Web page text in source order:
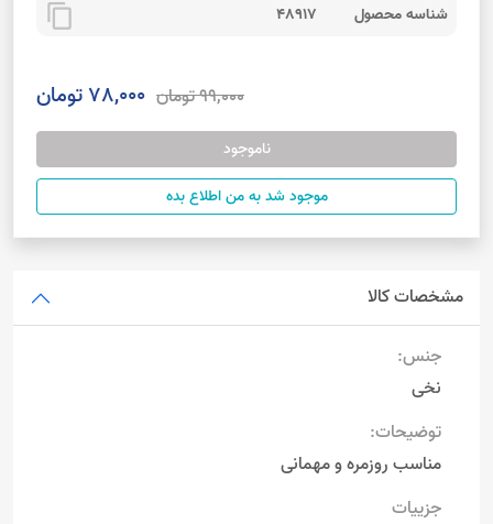
شناسه محصول 48917
content_copy
99,000 تومان 78,000 تومان
ناموجود
موجود شد به من اطلاع بده
مشخصات کالا
جنس:
نخی
توضیحات:
مناسب روزمره و مهمانی
جزییات